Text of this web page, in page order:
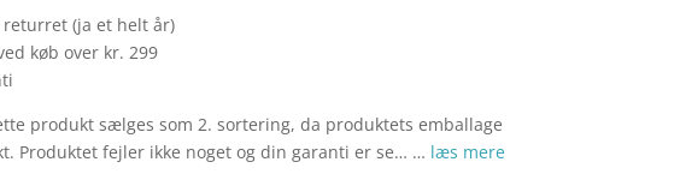
(ja et helt år)
køb over kr. 299
produkt sælges som 2. sortering, da produktets emballage
Produktet fejler ikke noget og din garanti er se… … læs mere